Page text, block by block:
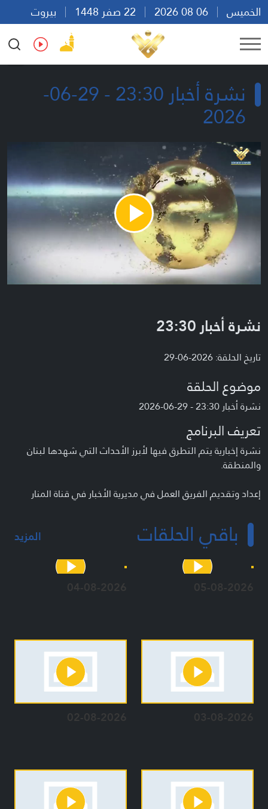
الخميس
بيروت
20:55
Ar En Fr Es
نشرة أخبار 23:30 - 29-06-
2026
Play
Video
نشرة أخبار 23:30
تاريخ الحلقة: 2026-06-29
موضوع الحلقة
نشرة أخبار 23:30 - 29-06-2026
تعريف البرنامج
نشرة إخبارية يتم التطرق فيها لأبرز الأحداث التي شهدها لبنان
والمنطقة.
إعداد وتقديم الفريق العمل في مديرية الأخبار في قناة المنار
باقي الحلقات المزيد
05-08-2026
04-08-2026
03-08-2026
02-08-2026